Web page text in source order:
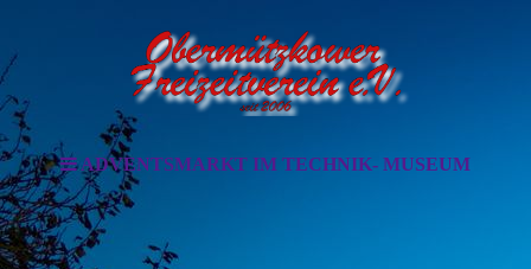
ADVENTSMARKT IM TECHNIK- MUSEUM